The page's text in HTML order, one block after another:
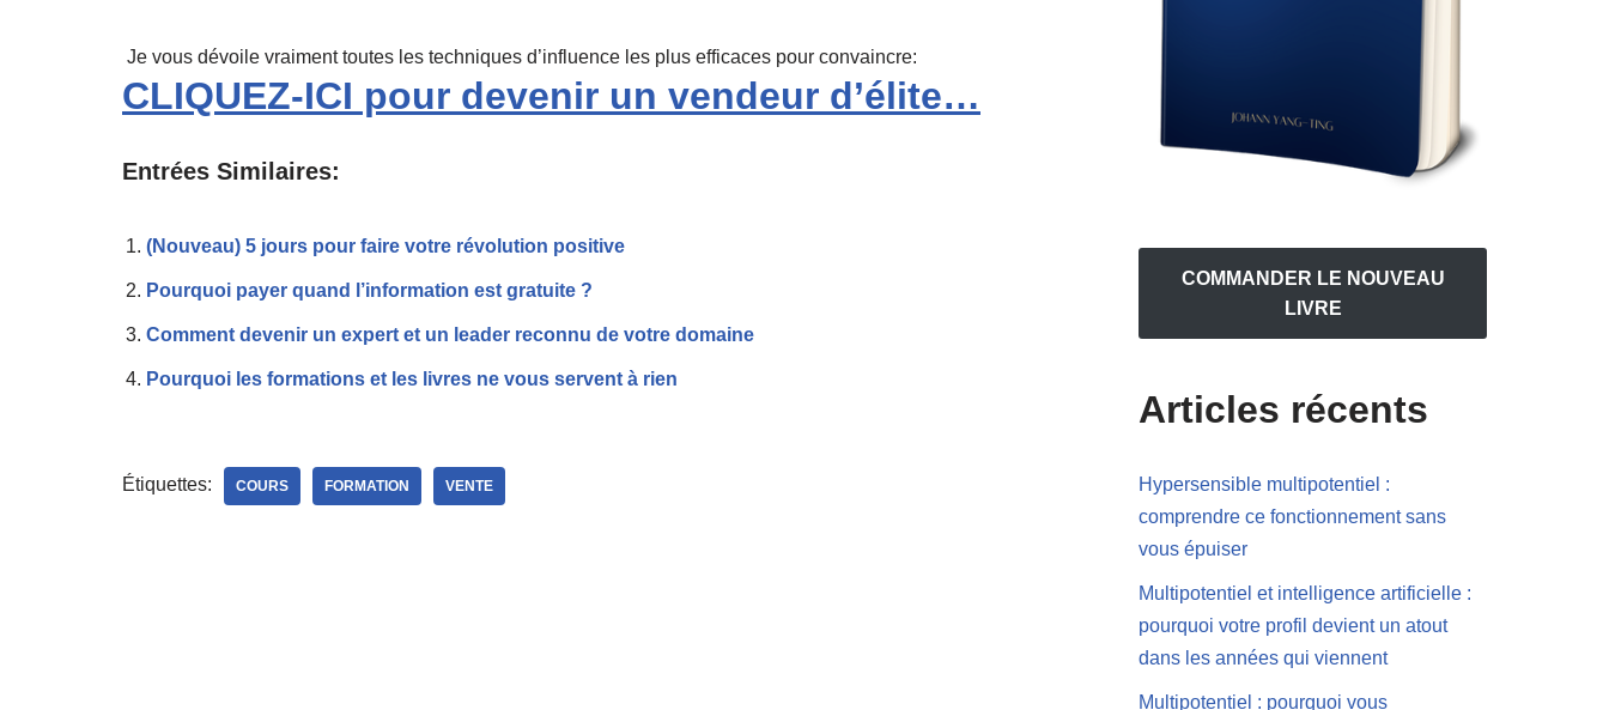
Je vous dévoile vraiment toutes les techniques d’influence les plus efficaces pour convaincre:
CLIQUEZ-ICI pour devenir un vendeur d’élite…
Entrées Similaires:
(Nouveau) 5 jours pour faire votre révolution positive
Pourquoi payer quand l’information est gratuite ?
Comment devenir un expert et un leader reconnu de votre domaine
Pourquoi les formations et les livres ne vous servent à rien
Étiquettes: COURS FORMATION VENTE
COMMANDER LE NOUVEAU
LIVRE
Articles récents
Hypersensible multipotentiel :
comprendre ce fonctionnement sans
vous épuiser
Multipotentiel et intelligence artificielle :
pourquoi votre profil devient un atout
dans les années qui viennent
Multipotentiel : pourquoi vous